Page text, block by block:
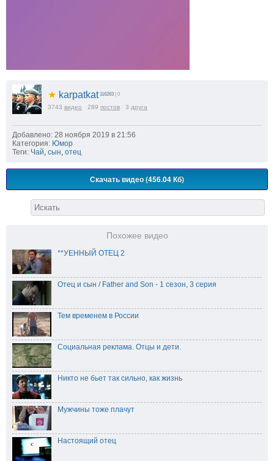
★ karpatkat 116263 | 0
3743 видео 289 постов 3 друга
Добавлено: 28 ноября 2019 в 21:56
Категория: Юмор
Теги: Чай, сын, отец
Скачать видео (456.04 Кб)
Похожее видео
**УЕННЫЙ ОТЕЦ 2
Отец и сын / Father and Son - 1 сезон, 3 серия
Тем временем в России
Социальная реклама. Отцы и дети.
Никто не бьет так сильно, как жизнь
Мужчины тоже плачут
Настоящий отец